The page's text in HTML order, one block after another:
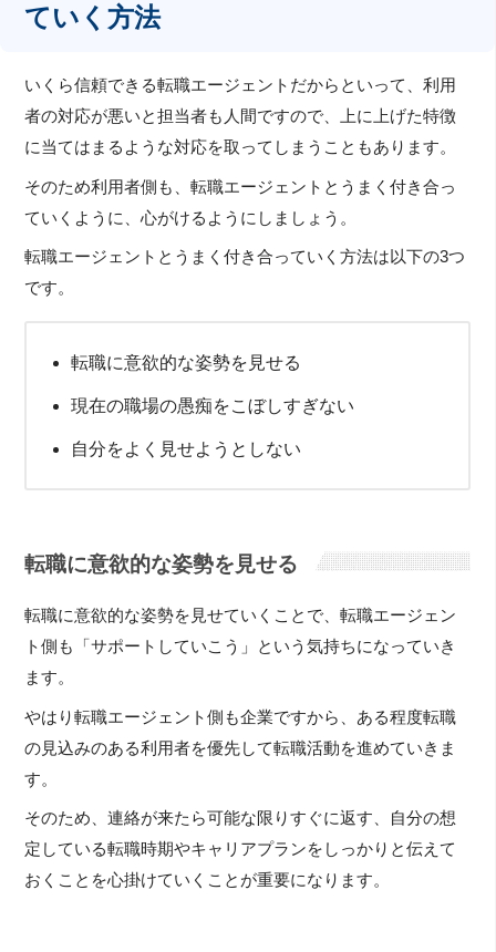
ていく方法
いくら信頼できる転職エージェントだからといって、利用
者の対応が悪いと担当者も人間ですので、上に上げた特徴
に当てはまるような対応を取ってしまうこともあります。
そのため利用者側も、転職エージェントとうまく付き合っ
ていくように、心がけるようにしましょう。
転職エージェントとうまく付き合っていく方法は以下の3つ
です。
転職に意欲的な姿勢を見せる
現在の職場の愚痴をこぼしすぎない
自分をよく見せようとしない
転職に意欲的な姿勢を見せる
転職に意欲的な姿勢を見せていくことで、転職エージェン
ト側も「サポートしていこう」という気持ちになっていき
ます。
やはり転職エージェント側も企業ですから、ある程度転職
の見込みのある利用者を優先して転職活動を進めていきま
す。
そのため、連絡が来たら可能な限りすぐに返す、自分の想
定している転職時期やキャリアプランをしっかりと伝えて
おくことを心掛けていくことが重要になります。